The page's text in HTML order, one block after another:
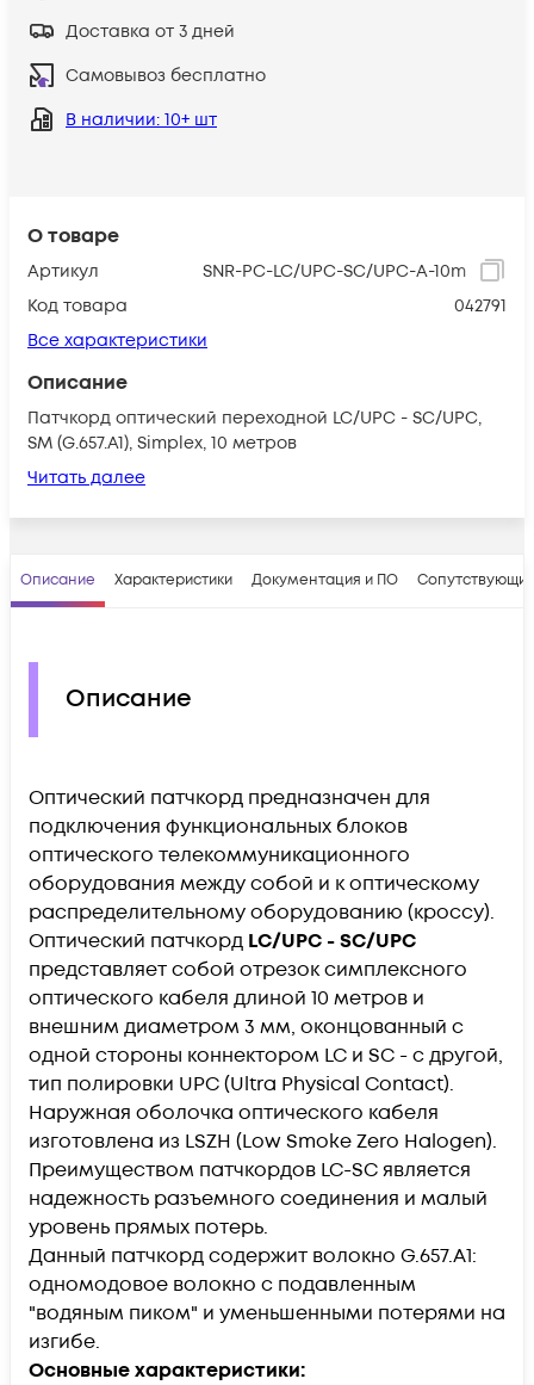
О товаре
Артикул
SNR-PC-LC/UPC-SC/UPC-A-10m
Код товара
042791
Все характеристики
Описание
Патчкорд оптический переходной LC/UPC - SC/UPC,
SM (G.657.A1), Simplex, 10 метров
Читать далее
Доставка от 3 дней
Самовывоз бесплатно
В наличии: 10+ шт
Описание Характеристики Документация и ПО
Описание
Оптический патчкорд предназначен для
подключения функциональных блоков
оптического телекоммуникационного
оборудования между собой и к оптическому
распределительному оборудованию (кроссу).
Оптический патчкорд LC/UPC - SC/UPC
представляет собой отрезок симплексного
оптического кабеля длиной 10 метров и
внешним диаметром 3 мм, оконцованный с
одной стороны коннектором LC и SC - с другой,
тип полировки UPC (Ultra Physical Contact).
Наружная оболочка оптического кабеля
изготовлена из LSZH (Low Smoke Zero Halogen).
Преимуществом патчкордов LC-SC является
надежность разъемного соединения и малый
уровень прямых потерь.
Данный патчкорд содержит волокно G.657.А1:
одномодовое волокно с подавленным
"водяным пиком" и уменьшенными потерями на
изгибе.
Основные характеристики: